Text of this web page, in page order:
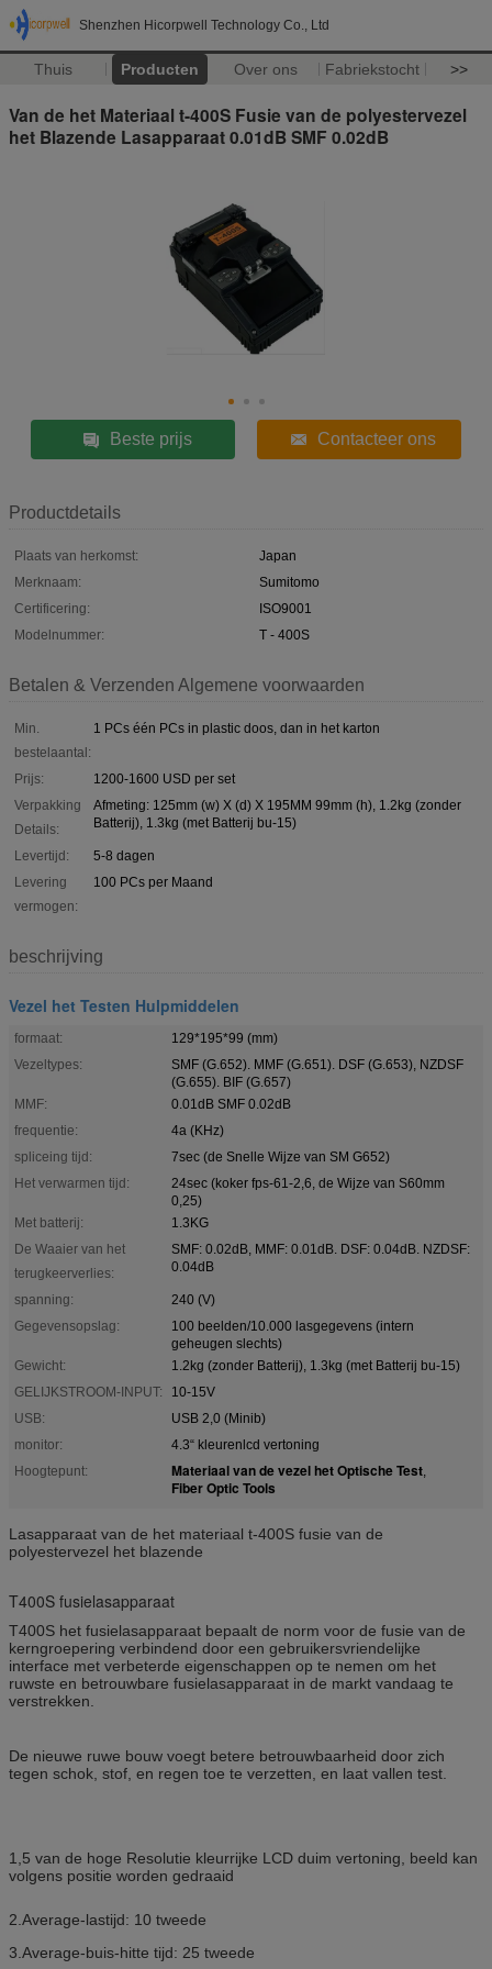
Shenzhen Hicorpwell Technology Co., Ltd
Thuis Producten Over ons Fabriekstocht >>
Van de het Materiaal t-400S Fusie van de polyestervezel
het Blazende Lasapparaat 0.01dB SMF 0.02dB
Beste prijs Contacteer ons
Productdetails
Plaats van herkomst:
Japan
Merknaam:
Sumitomo
Certificering:
ISO9001
Modelnummer:
T - 400S
Betalen & Verzenden Algemene voorwaarden
Min.
bestelaantal:
1 PCs één PCs in plastic doos, dan in het karton
Prijs:
1200-1600 USD per set
Verpakking
Details:
Afmeting: 125mm (w) X (d) X 195MM 99mm (h), 1.2kg (zonder
Batterij), 1.3kg (met Batterij bu-15)
Levertijd:
5-8 dagen
Levering
vermogen:
100 PCs per Maand
beschrijving
Vezel het Testen Hulpmiddelen
formaat:
129*195*99 (mm)
Vezeltypes:
SMF (G.652). MMF (G.651). DSF (G.653), NZDSF
(G.655). BIF (G.657)
MMF:
0.01dB SMF 0.02dB
frequentie:
4a (KHz)
spliceing tijd:
7sec (de Snelle Wijze van SM G652)
Het verwarmen tijd:
24sec (koker fps-61-2,6, de Wijze van S60mm
0,25)
Met batterij:
1.3KG
De Waaier van het
terugkeerverlies:
SMF: 0.02dB, MMF: 0.01dB. DSF: 0.04dB. NZDSF:
0.04dB
spanning:
240 (V)
Gegevensopslag:
100 beelden/10.000 lasgegevens (intern
geheugen slechts)
Gewicht:
1.2kg (zonder Batterij), 1.3kg (met Batterij bu-15)
GELIJKSTROOM-INPUT:
10-15V
USB:
USB 2,0 (Minib)
monitor:
4.3“ kleurenlcd vertoning
Hoogtepunt:
Materiaal van de vezel het Optische Test,
Fiber Optic Tools
Lasapparaat van de het materiaal t-400S fusie van de
polyestervezel het blazende
T400S fusielasapparaat
T400S het fusielasapparaat bepaalt de norm voor de fusie van de
kerngroepering verbindend door een gebruikersvriendelijke
interface met verbeterde eigenschappen op te nemen om het
ruwste en betrouwbare fusielasapparaat in de markt vandaag te
verstrekken.
De nieuwe ruwe bouw voegt betere betrouwbaarheid door zich
tegen schok, stof, en regen toe te verzetten, en laat vallen test.
1,5 van de hoge Resolutie kleurrijke LCD duim vertoning, beeld kan
volgens positie worden gedraaid
2.Average-lastijd: 10 tweede
3.Average-buis-hitte tijd: 25 tweede